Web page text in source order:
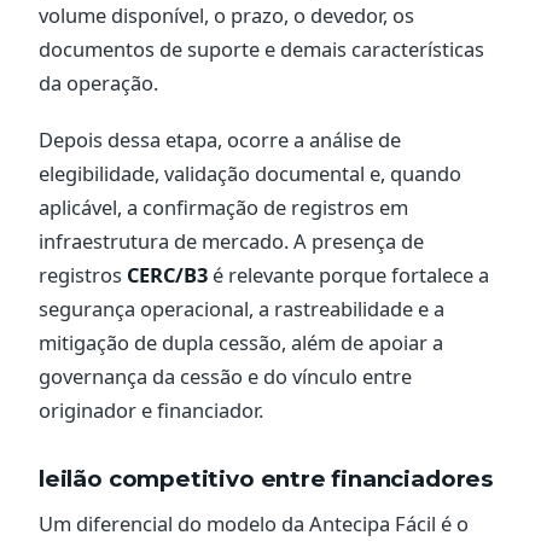
volume disponível, o prazo, o devedor, os
documentos de suporte e demais características
da operação.
Depois dessa etapa, ocorre a análise de
elegibilidade, validação documental e, quando
aplicável, a confirmação de registros em
infraestrutura de mercado. A presença de
registros CERC/B3 é relevante porque fortalece a
segurança operacional, a rastreabilidade e a
mitigação de dupla cessão, além de apoiar a
governança da cessão e do vínculo entre
originador e financiador.
leilão competitivo entre financiadores
Um diferencial do modelo da Antecipa Fácil é o